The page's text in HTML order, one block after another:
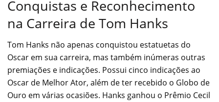
Conquistas e Reconhecimento
na Carreira de Tom Hanks
Tom Hanks não apenas conquistou estatuetas do
Oscar em sua carreira, mas também inúmeras outras
premiações e indicações. Possui cinco indicações ao
Oscar de Melhor Ator, além de ter recebido o Globo de
Ouro em várias ocasiões. Hanks ganhou o Prêmio Cecil